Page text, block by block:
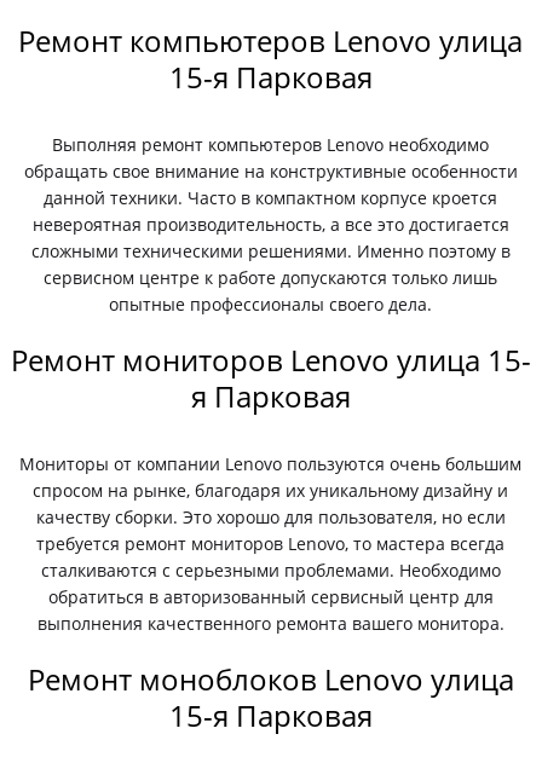
Ремонт компьютеров Lenovo улица
15-я Парковая
Выполняя ремонт компьютеров Lenovo необходимо
обращать свое внимание на конструктивные особенности
данной техники. Часто в компактном корпусе кроется
невероятная производительность, а все это достигается
сложными техническими решениями. Именно поэтому в
сервисном центре к работе допускаются только лишь
опытные профессионалы своего дела.
Ремонт мониторов Lenovo улица 15-
я Парковая
Мониторы от компании Lenovo пользуются очень большим
спросом на рынке, благодаря их уникальному дизайну и
качеству сборки. Это хорошо для пользователя, но если
требуется ремонт мониторов Lenovo, то мастера всегда
сталкиваются с серьезными проблемами. Необходимо
обратиться в авторизованный сервисный центр для
выполнения качественного ремонта вашего монитора.
Ремонт моноблоков Lenovo улица
15-я Парковая